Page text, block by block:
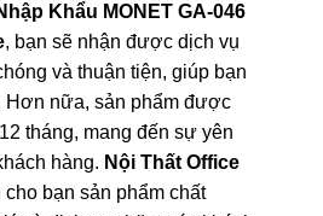
Khẩu MONET GA-046
, bạn sẽ nhận được dịch vụ
và thuận tiện, giúp bạn
Hơn nữa, sản phẩm được
tháng, mang đến sự yên
hàng. Nội Thất Office
bạn sản phẩm chất